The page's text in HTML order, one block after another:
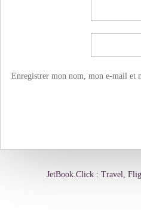
Enregistrer mon nom, mon e-mail et
JetBook.Click : Travel,